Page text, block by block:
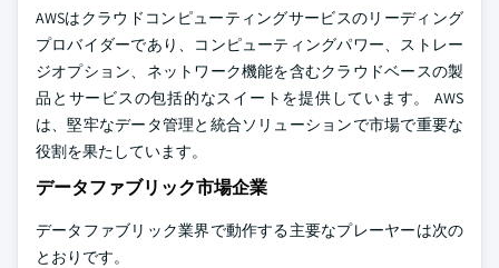
AWSはクラウドコンピューティングサービスのリーディング
プロバイダーであり、コンピューティングパワー、ストレー
ジオプション、ネットワーク機能を含むクラウドベースの製
品とサービスの包括的なスイートを提供しています。 AWS
は、堅牢なデータ管理と統合ソリューションで市場で重要な
役割を果たしています。
データファブリック市場企業
データファブリック業界で動作する主要なプレーヤーは次の
とおりです。